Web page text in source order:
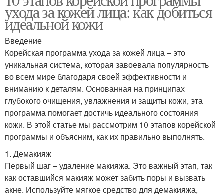
ухода за кожей лица: как добиться
идеальной кожи
Введение
Корейская программа ухода за кожей лица – это
уникальная система, которая завоевала популярность
во всем мире благодаря своей эффективности и
вниманию к деталям. Основанная на принципах
глубокого очищения, увлажнения и защиты кожи, эта
программа помогает достичь идеального состояния
кожи. В этой статье мы рассмотрим 10 этапов корейской
программы и объясним, как их правильно выполнять.
1. Демакияж
Первый шаг – удаление макияжа. Это важный этап, так
как оставшийся макияж может забить поры и вызвать
акне. Используйте мягкое средство для демакияжа,